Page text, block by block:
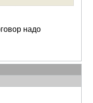
надо